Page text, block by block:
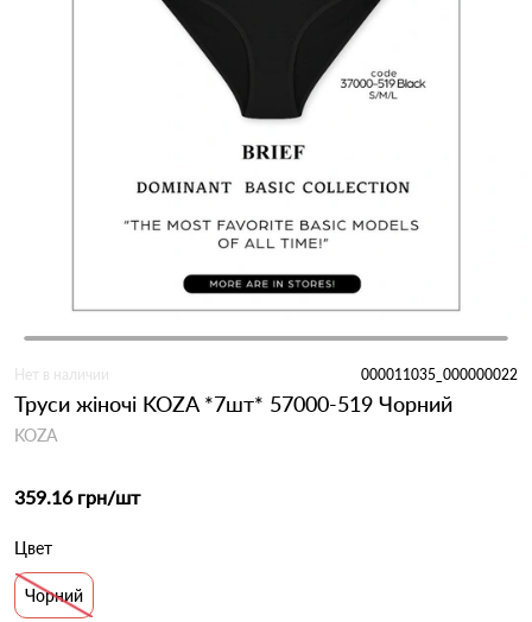
Нет в наличии 000011035_000000022
Труси жіночі KOZA *7шт* 57000-519 Чорний
KOZA
359.16 грн/шт
Цвет
Чорний